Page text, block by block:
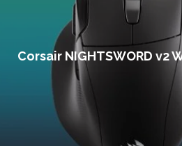
Corsair NIGHTSWORD v2